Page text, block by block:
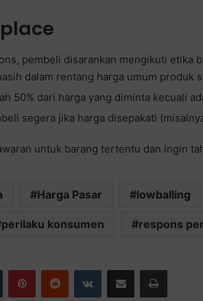
pembeli disarankan mengikuti etika
dalam rentang harga umum produk
50% dari harga yang diminta kecuali
segera jika harga disepakati
untuk barang tertentu dan ingin
Harga Pasar lowballing
perilaku konsumen respons